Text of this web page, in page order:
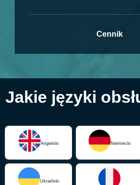
Cennik
Jakie języki
Angielski Niemiecki
Ukraiński